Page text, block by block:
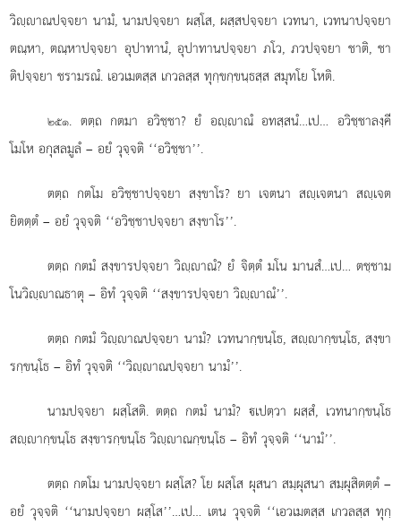
วิฺาณปจฺจยา นามํ, นามปจฺจยา ผสฺโส, ผสฺสปจฺจยา เวทนา, เวทนาปจฺจยา
ตณฺหา, ตณฺหาปจฺจยา อุปาทานํ, อุปาทานปจฺจยา ภโว, ภวปจฺจยา ชาติ, ชา
ติปจฺจยา ชรามรณํ. เอวเมตสฺส เกวลสฺส ทุกฺขกฺขนฺธสฺส สมุทโย โหติ.
๒๕๑. ตตฺถ กตมา อวิชฺชา? ยํ อฺาณํ อทสฺสนํ…เป… อวิชฺชาลงฺคี
โมโห อกุสลมูลํ – อยํ วุจฺจติ ‘‘อวิชฺชา’’.
ตตฺถ กตโม อวิชฺชาปจฺจยา สงฺขาโร? ยา เจตนา สฺเจตนา สฺเจต
ยิตตฺตํ – อยํ วุจฺจติ ‘‘อวิชฺชาปจฺจยา สงฺขาโร’’.
ตตฺถ กตมํ สงฺขารปจฺจยา วิฺาณํ? ยํ จิตฺตํ มโน มานสํ…เป… ตชฺชาม
โนวิฺาณธาตุ – อิทํ วุจฺจติ ‘‘สงฺขารปจฺจยา วิฺาณํ’’.
ตตฺถ กตมํ วิฺาณปจฺจยา นามํ? เวทนากฺขนฺโธ, สฺากฺขนฺโธ, สงฺขา
รกฺขนฺโธ – อิทํ วุจฺจติ ‘‘วิฺาณปจฺจยา นามํ’’.
นามปจฺจยา ผสฺโสติ. ตตฺถ กตมํ นามํ? เปตฺวา ผสฺสํ, เวทนากฺขนฺโธ
สฺากฺขนฺโธ สงฺขารกฺขนฺโธ วิฺาณกฺขนฺโธ – อิทํ วุจฺจติ ‘‘นามํ’’.
ตตฺถ กตโม นามปจฺจยา ผสฺโส? โย ผสฺโส ผุสนา สมฺผุสนา สมฺผุสิตตฺตํ –
อยํ วุจฺจติ ‘‘นามปจฺจยา ผสฺโส’’…เป… เตน วุจฺจติ ‘‘เอวเมตสฺส เกวลสฺส ทุกฺ